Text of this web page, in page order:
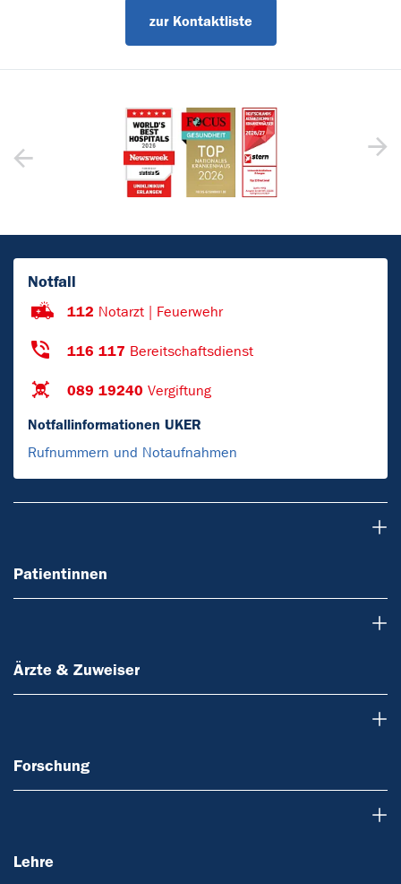
zur Kontaktliste
Notfall
112 Notarzt | Feuerwehr
116 117 Bereitschaftsdienst
089 19240 Vergiftung
Notfallinformationen UKER
Rufnummern und Notaufnahmen
Patientinnen
Ärzte & Zuweiser
Forschung
Lehre